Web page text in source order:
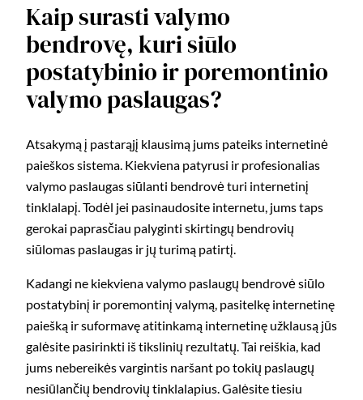
Kaip surasti valymo
bendrovę, kuri siūlo
postatybinio ir poremontinio
valymo paslaugas?
Atsakymą į pastarąjį klausimą jums pateiks internetinė
paieškos sistema. Kiekviena patyrusi ir profesionalias
valymo paslaugas siūlanti bendrovė turi internetinį
tinklalapį. Todėl jei pasinaudosite internetu, jums taps
gerokai paprasčiau palyginti skirtingų bendrovių
siūlomas paslaugas ir jų turimą patirtį.
Kadangi ne kiekviena valymo paslaugų bendrovė siūlo
postatybinį ir poremontinį valymą, pasitelkę internetinę
paiešką ir suformavę atitinkamą internetinę užklausą jūs
galėsite pasirinkti iš tikslinių rezultatų. Tai reiškia, kad
jums nebereikės vargintis naršant po tokių paslaugų
nesiūlančių bendrovių tinklalapius. Galėsite tiesiu